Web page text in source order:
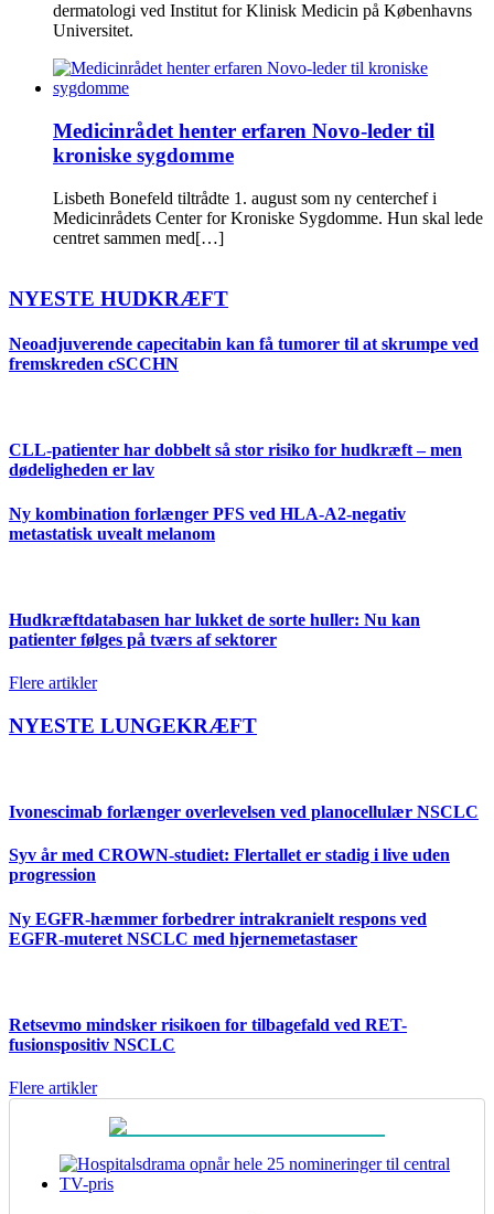
dermatologi ved Institut for Klinisk Medicin på Københavns
Universitet.
Medicinrådet henter erfaren Novo-leder til
kroniske sygdomme
Lisbeth Bonefeld tiltrådte 1. august som ny centerchef i
Medicinrådets Center for Kroniske Sygdomme. Hun skal lede
centret sammen med[…]
NYESTE HUDKRÆFT
Neoadjuverende capecitabin kan få tumorer til at skrumpe ved
fremskreden cSCCHN
CLL-patienter har dobbelt så stor risiko for hudkræft – men
dødeligheden er lav
Ny kombination forlænger PFS ved HLA-A2-negativ
metastatisk uvealt melanom
Hudkræftdatabasen har lukket de sorte huller: Nu kan
patienter følges på tværs af sektorer
Flere artikler
NYESTE LUNGEKRÆFT
Ivonescimab forlænger overlevelsen ved planocellulær NSCLC
Syv år med CROWN-studiet: Flertallet er stadig i live uden
progression
Ny EGFR-hæmmer forbedrer intrakranielt respons ved
EGFR-muteret NSCLC med hjernemetastaser
Retsevmo mindsker risikoen for tilbagefald ved RET-
fusionspositiv NSCLC
Flere artikler